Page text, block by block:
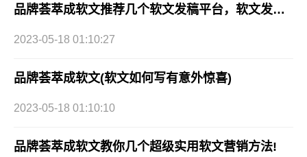
品牌荟萃成软文推荐几个软文发稿平台，软文发稿网还不错哦软文发稿平台推荐，这几家值得收藏!
2023-05-18 01:10:27
品牌荟萃成软文(软文如何写有意外惊喜)
2023-05-18 01:10:10
品牌荟萃成软文教你几个超级实用软文营销方法!